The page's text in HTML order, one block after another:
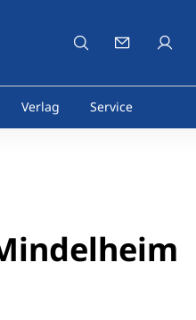
Verlag Service